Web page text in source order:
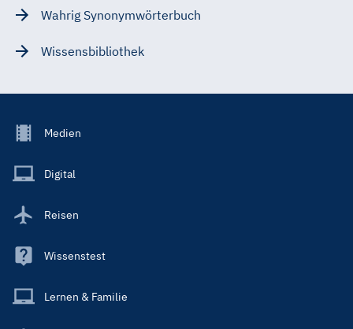
Wahrig Synonymwörterbuch
Wissensbibliothek
Footer
Main
Medien
Digital
Reisen
Wissenstest
Lernen & Familie